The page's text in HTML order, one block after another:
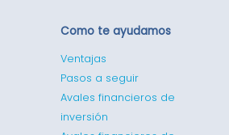
Como te ayudamos
Ventajas
Pasos a seguir
Avales financieros de
inversión